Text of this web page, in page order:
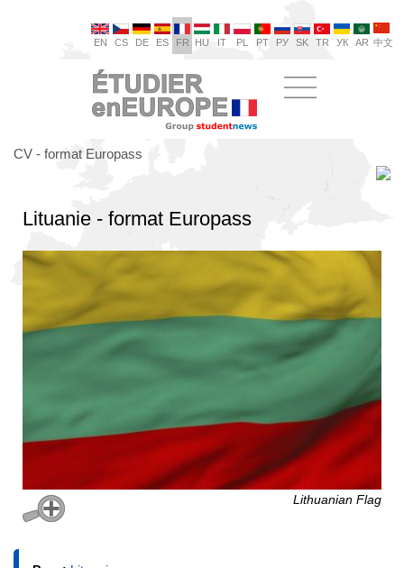
EN CS DE ES FR HU IT PL PT РУ SK TR УК AR 中文
CV - format Europass
Lituanie - format Europass
Lithuanian Flag